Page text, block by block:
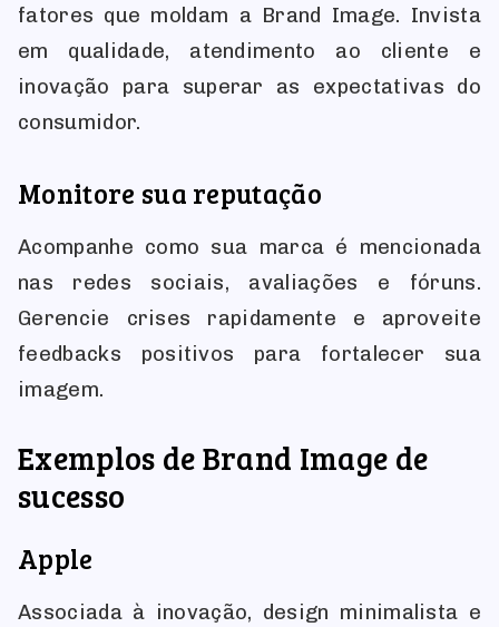
fatores que moldam a Brand Image. Invista
em qualidade, atendimento ao cliente e
inovação para superar as expectativas do
consumidor.
Monitore sua reputação
Acompanhe como sua marca é mencionada
nas redes sociais, avaliações e fóruns.
Gerencie crises rapidamente e aproveite
feedbacks positivos para fortalecer sua
imagem.
Exemplos de Brand Image de
sucesso
Apple
Associada à inovação, design minimalista e